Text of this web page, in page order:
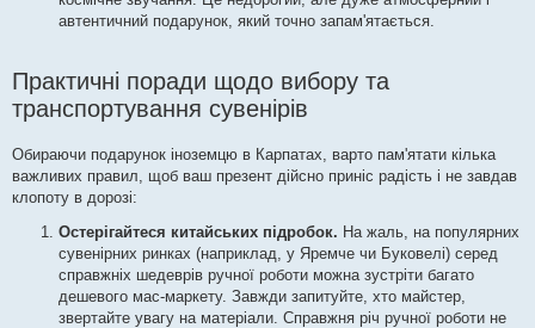
автентичний подарунок, який точно запам'ятається.
Практичні поради щодо вибору та
транспортування сувенірів
Обираючи подарунок іноземцю в Карпатах, варто пам'ятати кілька
важливих правил, щоб ваш презент дійсно приніс радість і не завдав
клопоту в дорозі:
Остерігайтеся китайських підробок. На жаль, на популярних
сувенірних ринках (наприклад, у Яремче чи Буковелі) серед
справжніх шедеврів ручної роботи можна зустріти багато
дешевого мас-маркету. Завжди запитуйте, хто майстер,
звертайте увагу на матеріали. Справжня річ ручної роботи не